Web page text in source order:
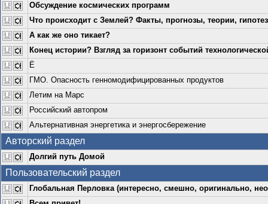
Обсуждение космических программ
Что происходит с Землей? Факты, прогнозы, теории,
А как же оно тикает?
Конец истории? Взгляд за горизонт событий
Ё
ГМО. Опасность генномодифицированных продуктов
Летим на Марс
Российский автопром
Альтернативная энергетика и энергосбережение
Авторский раздел
Долгий путь Домой
Пользовательский раздел
Глобальная Перловка (интересно, смешно, оригинально,